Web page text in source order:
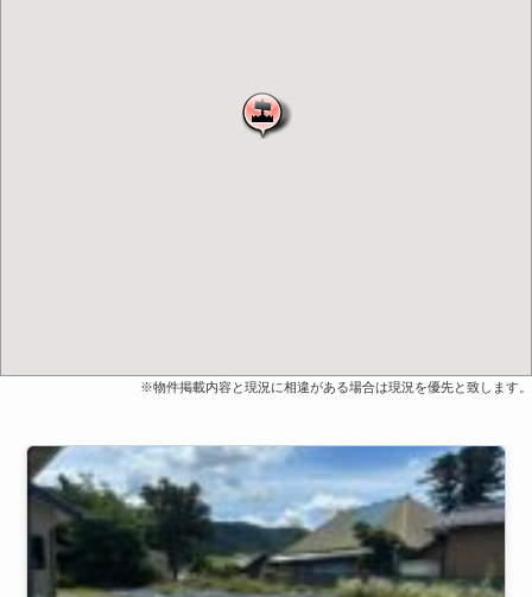
※物件掲載内容と現況に相違がある場合は現況を優先と致します。